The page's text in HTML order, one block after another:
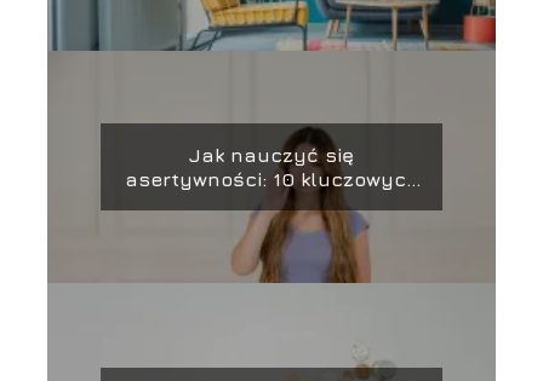
Jak nauczyć się
asertywności: 10 kluczowych
kroków